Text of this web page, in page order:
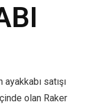
satışı
olan Raker